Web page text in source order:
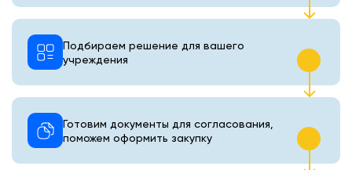
Подбираем решение для вашего
учреждения
Готовим документы для согласования,
поможем оформить закупку